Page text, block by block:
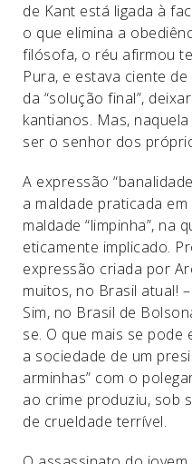
de Kant está ligada à
o que elimina a
filósofa, o réu afirmou
Pura, e estava ciente
da “solução final”,
kantianos. Mas,
ser o senhor dos
A expressão
a maldade praticada
maldade “limpinha”, na
eticamente implicado.
expressão criada por
muitos, no Brasil atual!
Sim, no Brasil de
se. O que mais se
a ­sociedade de um
arminhas” com o
ao crime produziu, sob
de crueldade terrível.